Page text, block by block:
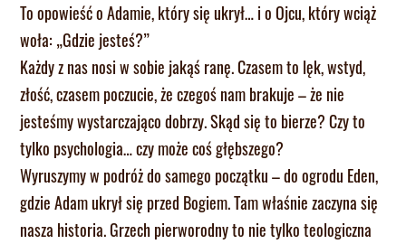
To opowieść o Adamie, który się ukrył… i o Ojcu, który wciąż
woła: „Gdzie jesteś?”
Każdy z nas nosi w sobie jakąś ranę. Czasem to lęk, wstyd,
złość, czasem poczucie, że czegoś nam brakuje – że nie
jesteśmy wystarczająco dobrzy. Skąd się to bierze? Czy to
tylko psychologia… czy może coś głębszego?
Wyruszymy w podróż do samego początku – do ogrodu Eden,
gdzie Adam ukrył się przed Bogiem. Tam właśnie zaczyna się
nasza historia. Grzech pierworodny to nie tylko teologiczna